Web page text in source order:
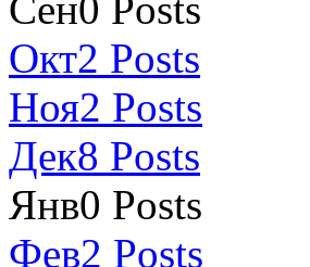
Окт2 Posts
Ноя2 Posts
Дек8 Posts
Янв0 Posts
Фев2 Posts